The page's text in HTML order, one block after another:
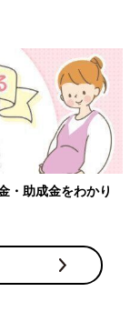
【ワクチン接種でき